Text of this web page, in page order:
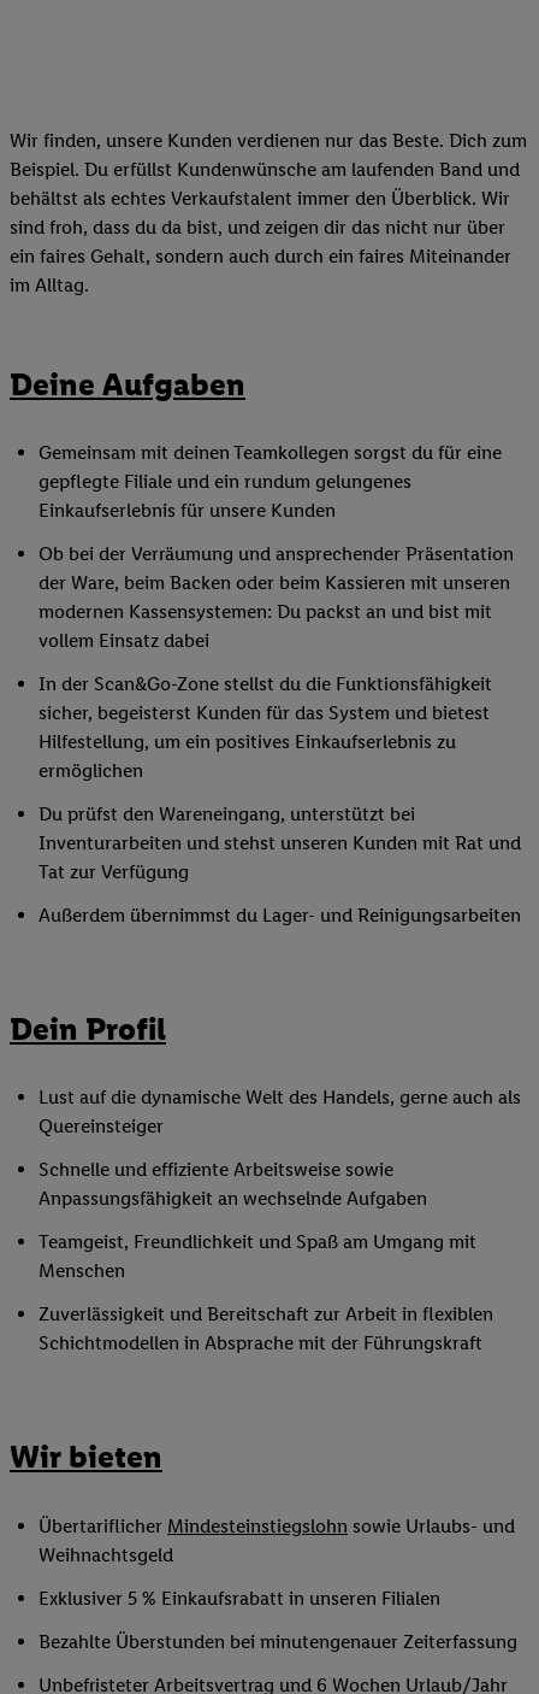
Wir finden, unsere Kunden verdienen nur das Beste. Dich zum
Beispiel. Du erfüllst Kundenwünsche am laufenden Band und
behältst als echtes Verkaufstalent immer den Überblick. Wir
sind froh, dass du da bist, und zeigen dir das nicht nur über
ein faires Gehalt, sondern auch durch ein faires Miteinander
im Alltag.
Deine Aufgaben
Gemeinsam mit deinen Teamkollegen sorgst du für eine
gepflegte Filiale und ein rundum gelungenes
Einkaufserlebnis für unsere Kunden
Ob bei der Verräumung und ansprechender Präsentation
der Ware, beim Backen oder beim Kassieren mit unseren
modernen Kassensystemen: Du packst an und bist mit
vollem Einsatz dabei
In der Scan&Go-Zone stellst du die Funktionsfähigkeit
sicher, begeisterst Kunden für das System und bietest
Hilfestellung, um ein positives Einkaufserlebnis zu
ermöglichen
Du prüfst den Wareneingang, unterstützt bei
Inventurarbeiten und stehst unseren Kunden mit Rat und
Tat zur Verfügung
Außerdem übernimmst du Lager- und Reinigungsarbeiten
Dein Profil
Lust auf die dynamische Welt des Handels, gerne auch als
Quereinsteiger
Schnelle und effiziente Arbeitsweise sowie
Anpassungsfähigkeit an wechselnde Aufgaben
Teamgeist, Freundlichkeit und Spaß am Umgang mit
Menschen
Zuverlässigkeit und Bereitschaft zur Arbeit in flexiblen
Schichtmodellen in Absprache mit der Führungskraft
Wir bieten
Übertariflicher Mindesteinstiegslohn sowie Urlaubs- und
Weihnachtsgeld
Exklusiver 5 % Einkaufsrabatt in unseren Filialen
Bezahlte Überstunden bei minutengenauer Zeiterfassung
Unbefristeter Arbeitsvertrag und 6 Wochen Urlaub/Jahr